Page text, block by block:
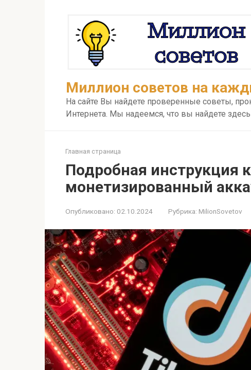
Миллион советов на
На сайте Вы найдете проверенные советы,
Интернета. Мы надеемся, что вы найдете
Главная страница
Подробная инструкция
монетизированный
Опубликовано: 02.10.2024 Рубрика: MilionSovetov